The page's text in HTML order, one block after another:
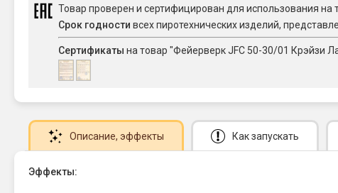
Товар проверен и сертифицирован для использования на
Срок годности всех пиротехнических изделий,
Сертификаты на товар "Фейерверк JFC 50-30/01 Крэйзи
Описание, эффекты Как запускать
Эффекты: